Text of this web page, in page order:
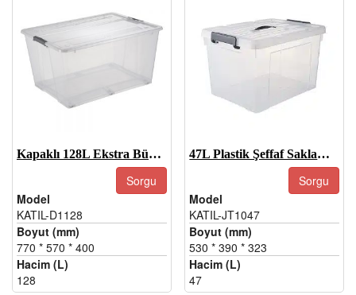
Kapaklı 128L Ekstra Büyük Şeffaf Plastik Saklama Kapları
Sorgu
Model
KATIL-D1128
Boyut (mm)
770 * 570 * 400
Hacim (L)
128
47L Plastik Şeffaf Saklama Kapları, Saklama Için Şeffaf Saklama Kapları
Sorgu
Model
KATIL-JT1047
Boyut (mm)
530 * 390 * 323
Hacim (L)
47